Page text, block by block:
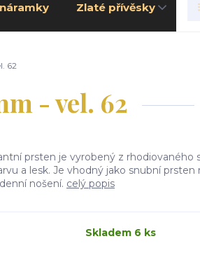
Zlaté přívěsky
62
- vel. 62
prsten je vyrobený z rhodiovaného
a lesk. Je vhodný jako snubní prsten
nošení. celý popis
Skladem 6 ks